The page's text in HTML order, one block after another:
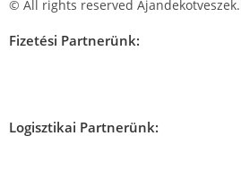
© All rights reserved
Fizetési Partnerünk:
Logisztikai Partnerünk: